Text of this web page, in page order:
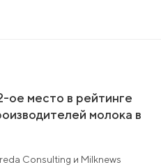
ое место в рейтинге
молока в
Consulting и Milknews